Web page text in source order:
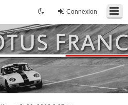
Connexion